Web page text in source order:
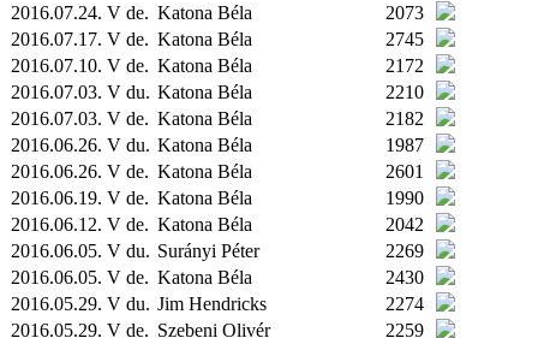
2016.07.24. V de. Katona Béla
2073
2016.07.17. V de. Katona Béla
2745
2016.07.10. V de. Katona Béla
2172
2016.07.03. V du. Katona Béla
2210
2016.07.03. V de. Katona Béla
2182
2016.06.26. V du. Katona Béla
1987
2016.06.26. V de. Katona Béla
2601
2016.06.19. V de. Katona Béla
1990
2016.06.12. V de. Katona Béla
2042
2016.06.05. V du. Surányi Péter
2269
2016.06.05. V de. Katona Béla
2430
2016.05.29. V du. Jim Hendricks
2274
2016.05.29. V de. Szebeni Olivér
2259